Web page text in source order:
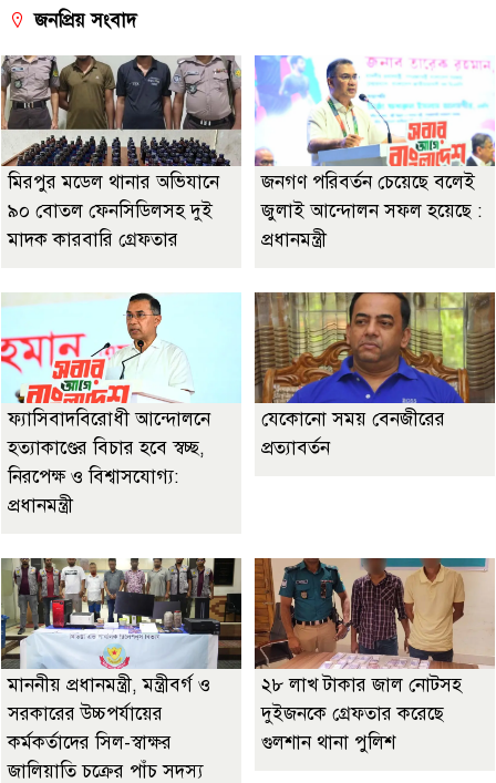
জনপ্রিয় সংবাদ
মিরপুর মডেল থানার অভিযানে
৯০ বোতল ফেনসিডিলসহ দুই
মাদক কারবারি গ্রেফতার
জনগণ পরিবর্তন চেয়েছে বলেই
জুলাই আন্দোলন সফল হয়েছে :
প্রধানমন্ত্রী
ফ্যাসিবাদবিরোধী আন্দোলনে
হত্যাকাণ্ডের বিচার হবে স্বচ্ছ,
নিরপেক্ষ ও বিশ্বাসযোগ্য:
প্রধানমন্ত্রী
যেকোনো সময় বেনজীরের
প্রত্যাবর্তন
মাননীয় প্রধানমন্ত্রী, মন্ত্রীবর্গ ও
সরকারের উচ্চপর্যায়ের
কর্মকর্তাদের সিল-স্বাক্ষর
জালিয়াতি চক্রের পাঁচ সদস্য
২৮ লাখ টাকার জাল নোটসহ
দুইজনকে গ্রেফতার করেছে
গুলশান থানা পুলিশ